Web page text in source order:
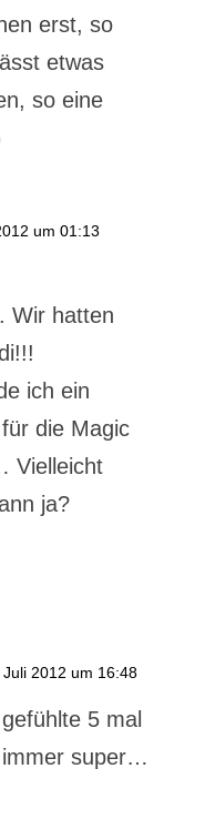
erst, so
etwas
so eine
um 01:13
Wir hatten
ich ein
die Magic
Vielleicht
ja?
2012 um 16:48
5 mal
super…